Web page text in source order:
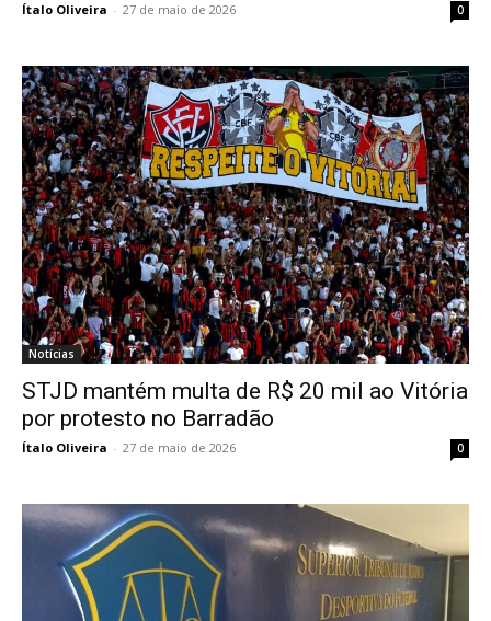
Ítalo Oliveira - 27 de maio de 2026 0
Notícias
STJD mantém multa de R$ 20 mil ao Vitória
por protesto no Barradão
Ítalo Oliveira - 27 de maio de 2026 0